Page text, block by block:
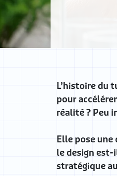
L’histoire du
pour
réalité ? Peu
Elle pose
le design
stratégique